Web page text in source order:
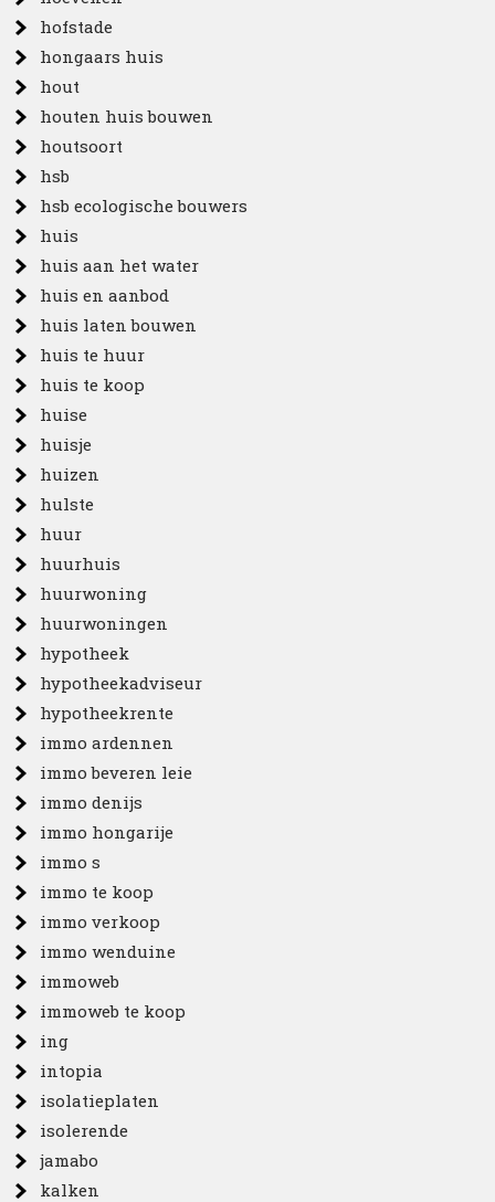
hofstade
hongaars huis
hout
houten huis bouwen
houtsoort
hsb
hsb ecologische bouwers
huis
huis aan het water
huis en aanbod
huis laten bouwen
huis te huur
huis te koop
huise
huisje
huizen
hulste
huur
huurhuis
huurwoning
huurwoningen
hypotheek
hypotheekadviseur
hypotheekrente
immo ardennen
immo beveren leie
immo denijs
immo hongarije
immo s
immo te koop
immo verkoop
immo wenduine
immoweb
immoweb te koop
ing
intopia
isolatieplaten
isolerende
jamabo
kalken